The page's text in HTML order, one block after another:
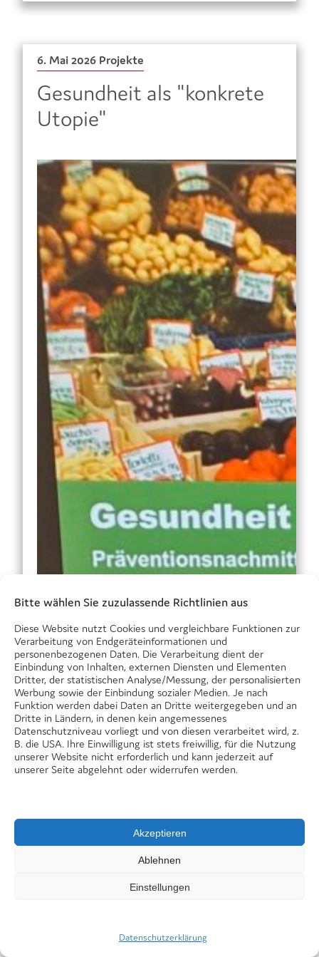
Bitte wählen Sie zuzulassende Richtlinien aus
Diese Website nutzt Cookies und vergleichbare Funktionen zur
Verarbeitung von Endgeräteinformationen und
personenbezogenen Daten. Die Verarbeitung dient der
Einbindung von Inhalten, externen Diensten und Elementen
Dritter, der statistischen Analyse/Messung, der personalisierten
Werbung sowie der Einbindung sozialer Medien. Je nach
Funktion werden dabei Daten an Dritte weitergegeben und an
Dritte in Ländern, in denen kein angemessenes
Datenschutzniveau vorliegt und von diesen verarbeitet wird, z.
B. die USA. Ihre Einwilligung ist stets freiwillig, für die Nutzung
unserer Website nicht erforderlich und kann jederzeit auf
unserer Seite abgelehnt oder widerrufen werden.
Akzeptieren
Ablehnen
Einstellungen
Datenschutzerklärung
6. Mai 2026 Projekte
Gesundheit als "konkrete
Utopie"
Am 6. Mai 2026 um 17 Uhr fand im Ernst-
Bloch-Zentrum der Präventionsnachmittag
statt. Seit mehreren Jahren bietet diese
Lebensblicke gemeinsam mit der